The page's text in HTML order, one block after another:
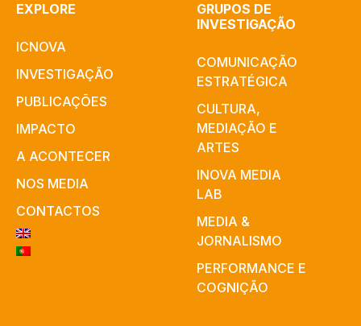
EXPLORE
ICNOVA
INVESTIGAÇÃO
PUBLICAÇÕES
IMPACTO
A ACONTECER
NOS MEDIA
CONTACTOS
GRUPOS DE
INVESTIGAÇÃO
COMUNICAÇÃO
ESTRATÉGICA
CULTURA,
MEDIAÇÃO E
ARTES​
INOVA MEDIA
LAB
MEDIA &
JORNALISMO
PERFORMANCE E
COGNIÇÃO